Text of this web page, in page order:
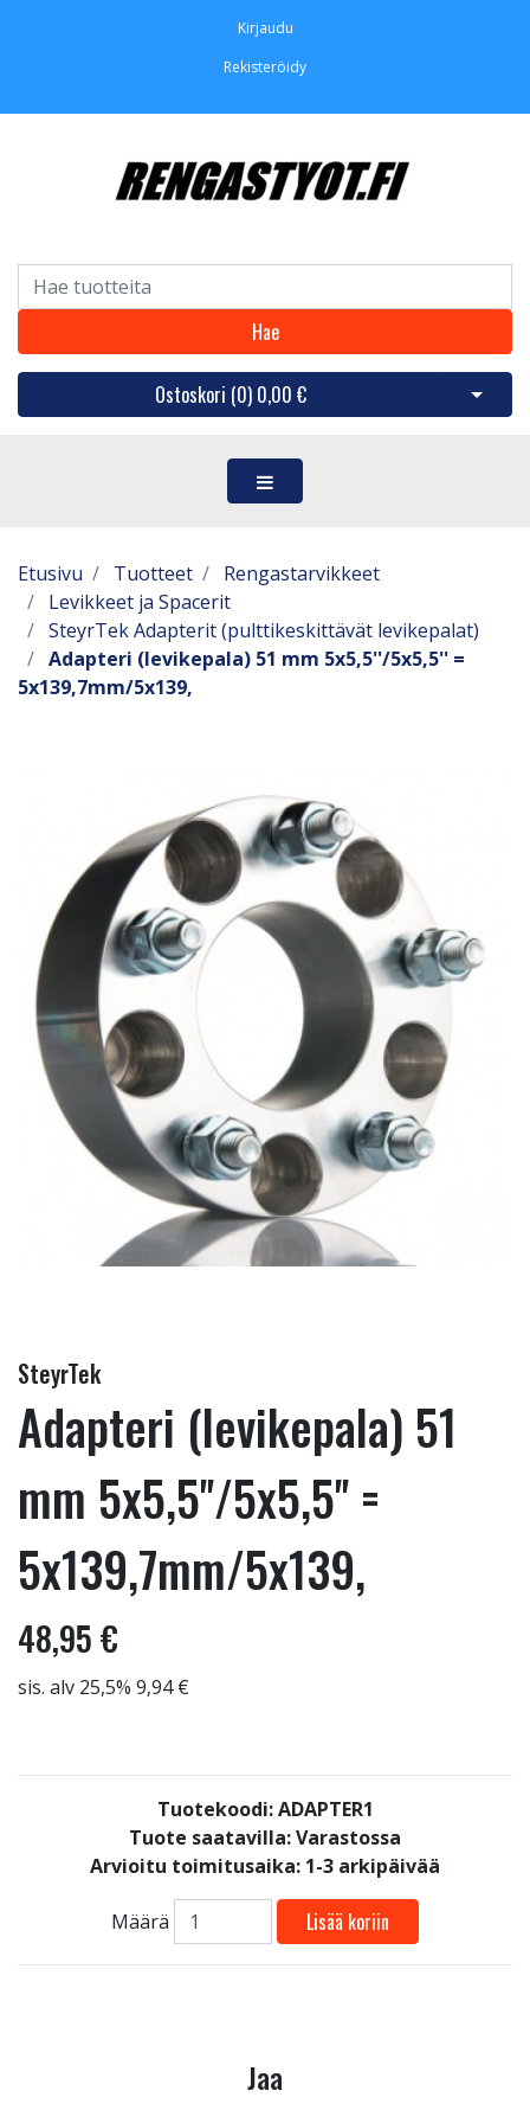
Kirjaudu
Rekisteröidy
Hae
Ostoskori (0) 0,00 € Avaa
Etusivu Tuotteet
Rengastarvikkeet
Levikkeet ja Spacerit
SteyrTek Adapterit (pulttikeskittävät levikepalat)
Adapteri (levikepala) 51 mm 5x5,5''/5x5,5'' =
5x139,7mm/5x139,
SteyrTek
Adapteri (levikepala) 51
mm 5x5,5''/5x5,5'' =
5x139,7mm/5x139,
48,95 €
sis. alv 25,5% 9,94 €
Tuotekoodi: ADAPTER1
Tuote saatavilla:Varastossa
Arvioitu toimitusaika: 1-3 arkipäivää
Määrä Lisää koriin
Jaa